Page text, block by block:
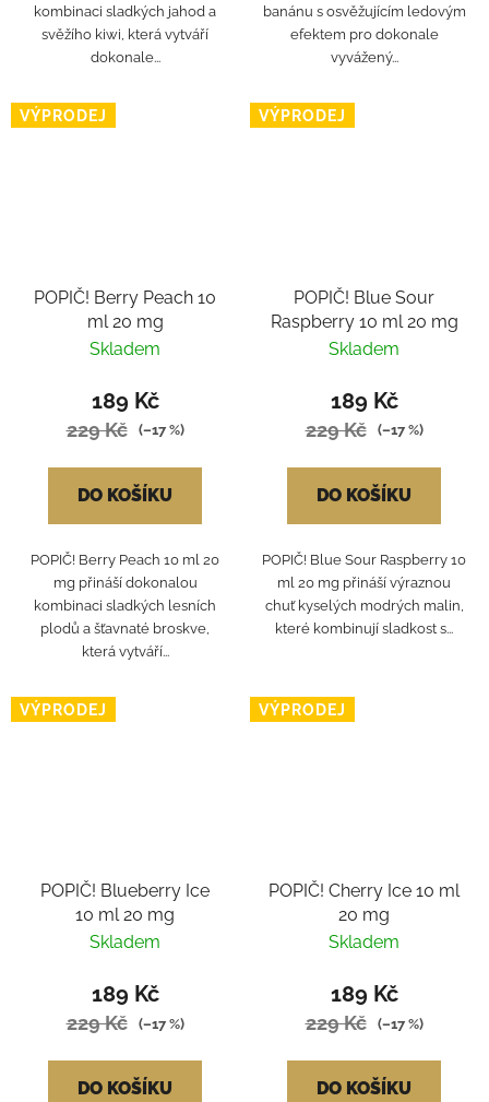
kombinaci sladkých jahod a
svěžího kiwi, která vytváří
dokonale...
banánu s osvěžujícím ledovým
efektem pro dokonale
vyvážený...
VÝPRODEJ
POPIČ! Berry Peach 10
ml 20 mg
Skladem
189 Kč
229 Kč (–17 %)
DO KOŠÍKU
POPIČ! Berry Peach 10 ml 20
mg přináší dokonalou
kombinaci sladkých lesních
plodů a šťavnaté broskve,
která vytváří...
VÝPRODEJ
POPIČ! Blue Sour
Raspberry 10 ml 20 mg
Skladem
189 Kč
229 Kč (–17 %)
DO KOŠÍKU
POPIČ! Blue Sour Raspberry 10
ml 20 mg přináší výraznou
chuť kyselých modrých malin,
které kombinují sladkost s...
VÝPRODEJ
POPIČ! Blueberry Ice
10 ml 20 mg
Skladem
189 Kč
229 Kč (–17 %)
DO KOŠÍKU
VÝPRODEJ
POPIČ! Cherry Ice 10 ml
20 mg
Skladem
189 Kč
229 Kč (–17 %)
DO KOŠÍKU